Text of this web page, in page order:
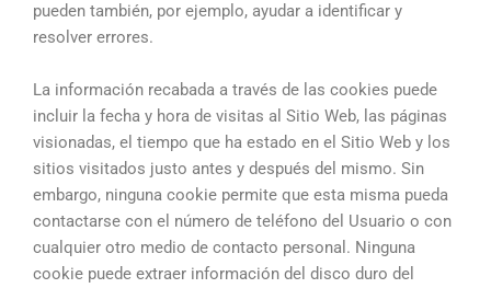
pueden también, por ejemplo, ayudar a identificar y
resolver errores.
La información recabada a través de las cookies puede
incluir la fecha y hora de visitas al Sitio Web, las páginas
visionadas, el tiempo que ha estado en el Sitio Web y los
sitios visitados justo antes y después del mismo. Sin
embargo, ninguna cookie permite que esta misma pueda
contactarse con el número de teléfono del Usuario o con
cualquier otro medio de contacto personal. Ninguna
cookie puede extraer información del disco duro del